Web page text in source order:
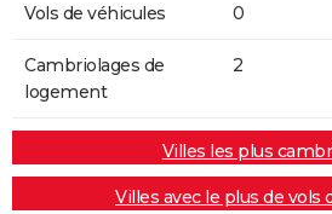
Vols de véhicules 0
Cambriolages de
logement
2
Villes les plus
Villes avec le plus de vols